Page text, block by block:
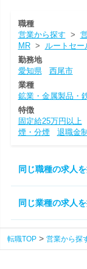
職種
営業から探す >
MR> ルートセ
勤務地
愛知県
西尾市
業種
鉱業・金属製品・
特徴
固定給25万円以上
煙・分煙
退職金
同じ職種の求人
同じ業種の求人
転職TOP 営業から探